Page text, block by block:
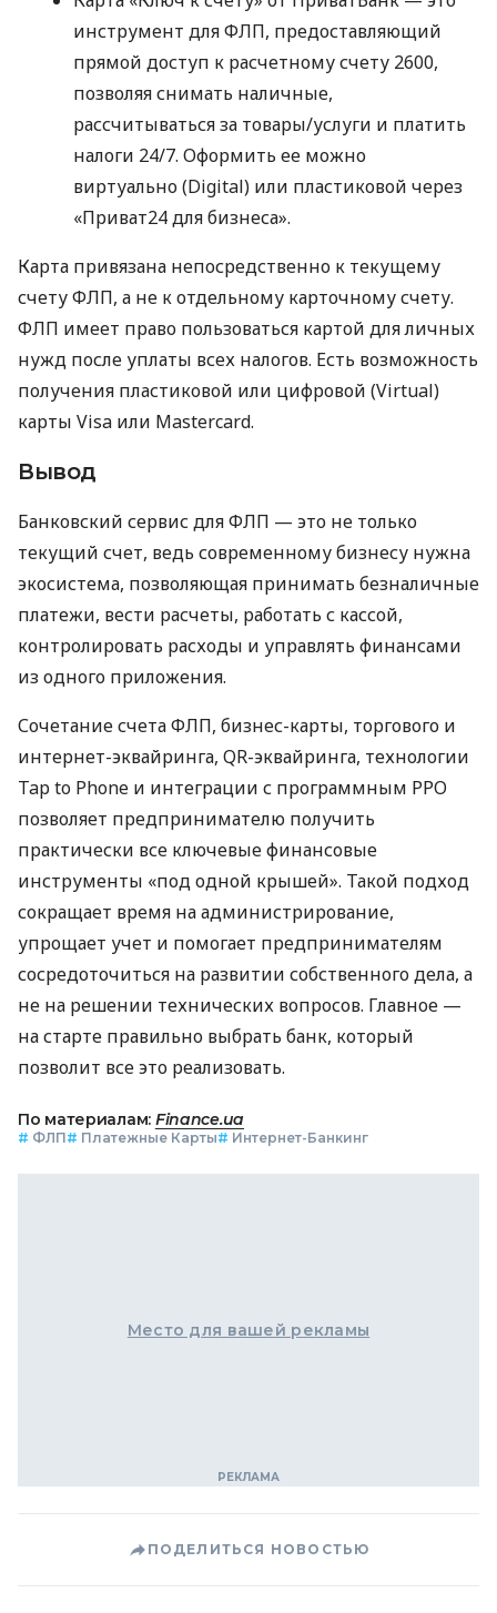
инструмент для ФЛП, предоставляющий
прямой доступ к расчетному счету 2600,
позволяя снимать наличные,
рассчитываться за товары/услуги и платить
налоги 24/7. Оформить ее можно
виртуально (Digital) или пластиковой через
«Приват24 для бизнеса».
Карта привязана непосредственно к текущему
счету ФЛП, а не к отдельному карточному счету.
ФЛП имеет право пользоваться картой для личных
нужд после уплаты всех налогов. Есть возможность
получения пластиковой или цифровой (Virtual)
карты Visa или Mastercard.
Вывод
Банковский сервис для ФЛП — это не только
текущий счет, ведь современному бизнесу нужна
экосистема, позволяющая принимать безналичные
платежи, вести расчеты, работать с кассой,
контролировать расходы и управлять финансами
из одного приложения.
Сочетание счета ФЛП, бизнес-карты, торгового и
интернет-эквайринга, QR-эквайринга, технологии
Tap to Phone и интеграции с программным РРО
позволяет предпринимателю получить
практически все ключевые финансовые
инструменты «под одной крышей». Такой подход
сокращает время на администрирование,
упрощает учет и помогает предпринимателям
сосредоточиться на развитии собственного дела, а
не на решении технических вопросов. Главное —
на старте правильно выбрать банк, который
позволит все это реализовать.
По материалам: Finance.ua
# ФЛП# Платежные Карты# Интернет-Банкинг
Место для вашей рекламы
ПОДЕЛИТЬСЯ НОВОСТЬЮ